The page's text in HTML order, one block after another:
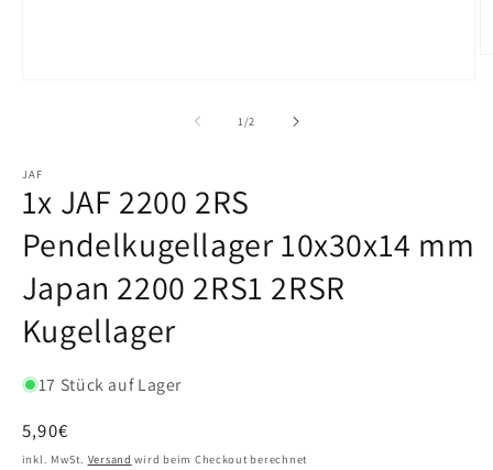
1/von
2
JAF
1x JAF 2200 2RS
Pendelkugellager 10x30x14 mm
Japan 2200 2RS1 2RSR
Kugellager
17 Stück auf Lager
Normaler
Preis
5,90€
inkl. MwSt. Versand wird beim Checkout berechnet